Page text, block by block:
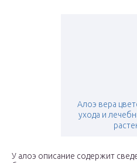
Алоэ вера
ухода и
У алоэ описание содержит